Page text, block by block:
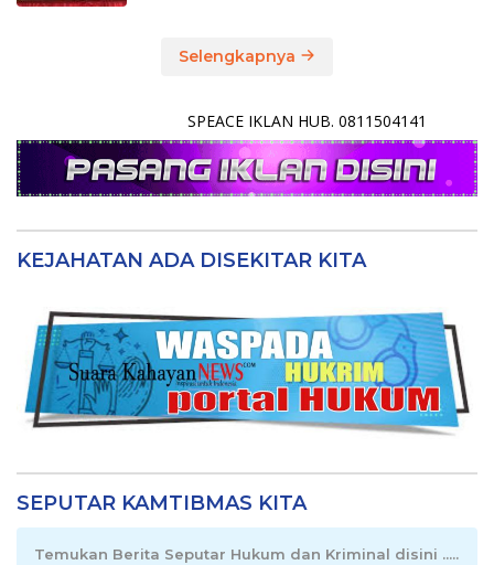
Selengkapnya
SPEACE IKLAN HUB. 0811504141
KEJAHATAN ADA DISEKITAR KITA
SEPUTAR KAMTIBMAS KITA
Temukan Berita Seputar Hukum dan Kriminal disini .....